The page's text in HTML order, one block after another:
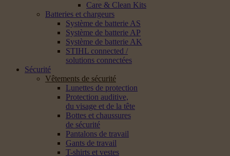
Care & Clean Kits
Batteries et chargeurs
Système de batterie AS
Système de batterie AP
Système de batterie AK
STIHL connected /
solutions connectées
Sécurité
Vêtements de sécurité
Lunettes de protection
Protection auditive,
du visage et de la tête
Bottes et chaussures
de sécurité
Pantalons de travail
Gants de travail
T-shirts et vestes